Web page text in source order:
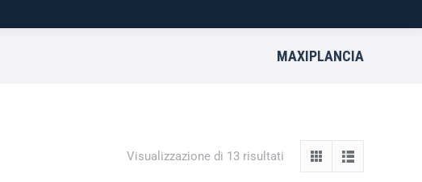
MAXIPLANCIA
Visualizzazione di 13 risultati